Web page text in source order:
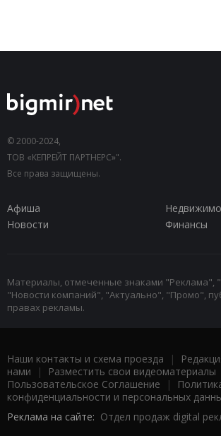
© 2000-2024,
ТОВ «КЕПРЕЙТ ПАРТНЕРС»".
Все права защищены.
Афиша
Новости
Финансы
Материалы, отмеченные знаками "Реклама",
"Новости компаний", "Актуально", "Промо",
правах рекламы.
Наши контакты и схема проезда |
нами | Разместить свои видеоматериалы
Пользовательское Соглашение |
конфиденциальности и персональных
Реклама на сайте: Отдел продаж digital